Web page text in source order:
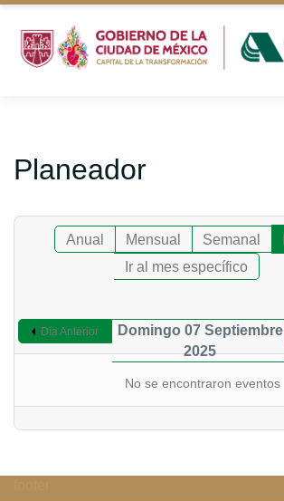
Planeador
Anual Mensual Semanal
Ir al mes específico
Día Anterior
Domingo 07 Septiembre
2025
No se encontraron eventos